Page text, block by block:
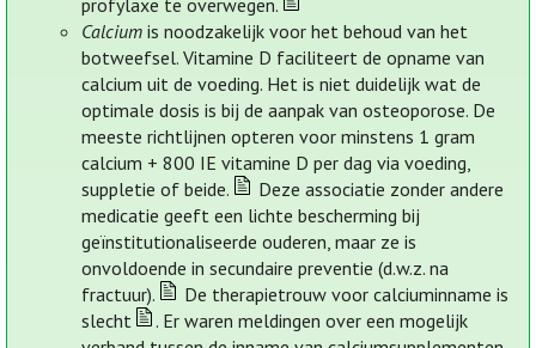
profylaxe te overwegen.
Calcium is noodzakelijk voor het behoud van het
botweefsel. Vitamine D faciliteert de opname van
calcium uit de voeding. Het is niet duidelijk wat de
optimale dosis is bij de aanpak van osteoporose. De
meeste richtlijnen opteren voor minstens 1 gram
calcium + 800 IE vitamine D per dag via voeding,
suppletie of beide.
Deze associatie zonder andere
medicatie geeft een lichte bescherming bij
geïnstitutionaliseerde ouderen, maar ze is
onvoldoende in secundaire preventie (d.w.z. na
fractuur).
De therapietrouw voor calciuminname is
slecht
. Er waren meldingen over een mogelijk